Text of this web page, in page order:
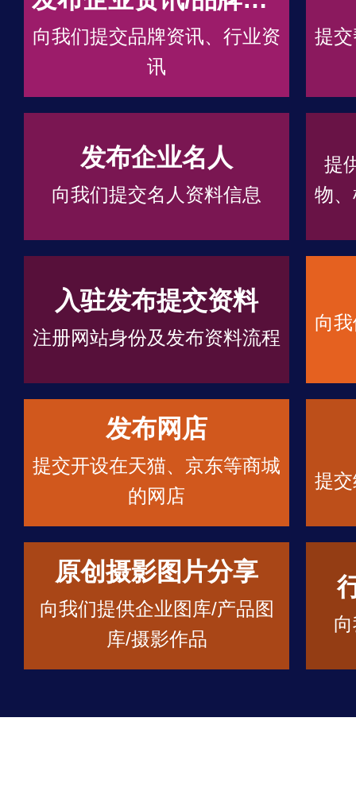
向我们提交品牌资讯、行业资
讯
提
发布企业名人
向我们提交名人资料信息
提
物
入驻发布提交资料
注册网站身份及发布资料流程
向
发布网店
提交开设在天猫、京东等商城
的网店
提
原创摄影图片分享
向我们提供企业图库/产品图
库/摄影作品